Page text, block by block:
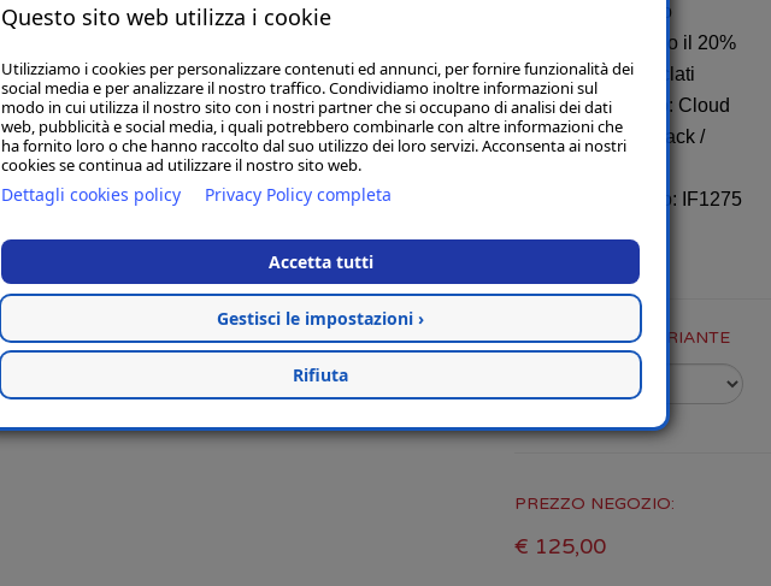
Questo prodotto
contiene almeno il 20%
di materiali riciclati
Colore prodotto: Cloud
White / Core Black /
Codice prodotto: IF1275
SELEZIONA LA VARIANTE
PREZZO NEGOZIO:
€ 125,00
Questo sito web utilizza i cookie
Utilizziamo i cookies per personalizzare contenuti ed annunci, per fornire funzionalità dei
social media e per analizzare il nostro traffico. Condividiamo inoltre informazioni sul
modo in cui utilizza il nostro sito con i nostri partner che si occupano di analisi dei dati
web, pubblicità e social media, i quali potrebbero combinarle con altre informazioni che
ha fornito loro o che hanno raccolto dal suo utilizzo dei loro servizi. Acconsenta ai nostri
cookies se continua ad utilizzare il nostro sito web.
Dettagli cookies policy Privacy Policy completa
Accetta tutti
Gestisci le impostazioni ›
Rifiuta